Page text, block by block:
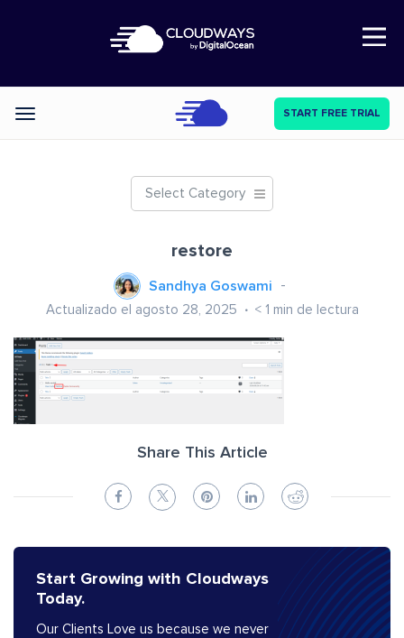
Open Nav
Categories START FREE TRIAL
Select Category
restore
Sandhya Goswami
Actualizado el agosto 28, 2025 < 1 min de lectura
Share This Article
Start Growing with Cloudways
Today.
Our Clients Love us because we never